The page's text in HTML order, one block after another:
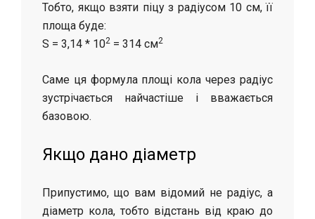
Тобто, якщо взяти піцу з радіусом 10 см, її
площа буде:
S = 3,14 * 102 = 314 см2
Саме ця формула площі кола через радіус
зустрічається найчастіше і вважається
базовою.
Якщо дано діаметр
Припустимо, що вам відомий не радіус, а
діаметр кола, тобто відстань від краю до